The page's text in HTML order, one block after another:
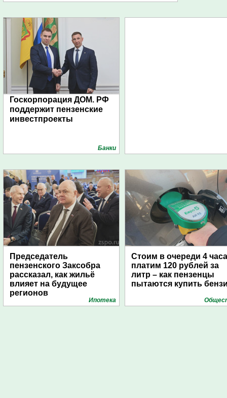
Госкорпорация ДОМ. РФ
поддержит пензенские
инвестпроекты
Банки
Председатель
пензенского Заксобра
рассказал, как жильё
влияет на будущее
регионов
Ипотека
Стоим в очереди 4
платим 120 рублей за
литр – как пензенцы
пытаются купить